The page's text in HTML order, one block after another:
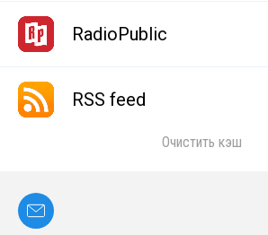
RadioPublic
RSS feed
Очистить кэш